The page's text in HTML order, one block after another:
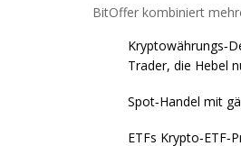
BitOffer kombiniert
Trader, die Hebel
Spot‑Handel mit
ETFs